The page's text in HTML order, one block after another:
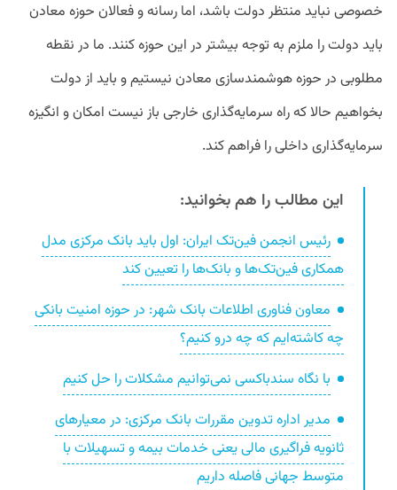
خصوصی نباید منتظر دولت باشد، اما رسانه و فعالان حوزه معادن
باید دولت را ملزم به توجه بیشتر در این حوزه کنند‌‌. ما در نقطه
مطلوبی در حوزه هوشمند‌سازی معادن نیستیم و باید از دولت
بخواهیم حالا که راه سرمایه‌گذاری خارجی باز نیست امکان و انگیزه
سرمایه‌گذاری داخلی را فراهم کند.
این مطالب را هم بخوانید:
رئیس انجمن فین‌تک ایران: اول باید بانک مرکزی مدل
همکاری فین‌تک‌ها و بانک‌ها را تعیین کند
معاون فناوری اطلاعات بانک شهر: در حوزه امنیت بانکی
چه کاشته‌ایم که چه درو کنیم؟
با نگاه سندباکسی نمی‌توانیم مشکلات را حل کنیم
مدیر اداره تدوین مقررات بانک مرکزی: در معیارهای
ثانویه فراگیری مالی یعنی خدمات بیمه‌ و تسهیلات با
متوسط جهانی فاصله داریم